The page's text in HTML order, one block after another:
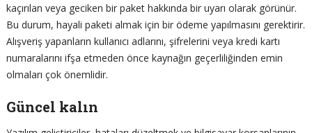
kaçırılan veya geciken bir paket hakkında bir uyarı olarak görünür.
Bu durum, hayali paketi almak için bir ödeme yapılmasını gerektirir.
Alışveriş yapanların kullanıcı adlarını, şifrelerini veya kredi kartı
numaralarını ifşa etmeden önce kaynağın geçerliliğinden emin
olmaları çok önemlidir.
Güncel kalın